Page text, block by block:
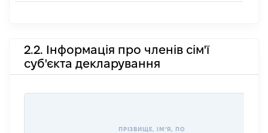
2.2. Інформація про членів сім'ї
суб'єкта декларування
ПРІЗВИЩЕ, ІМʼЯ, ПО